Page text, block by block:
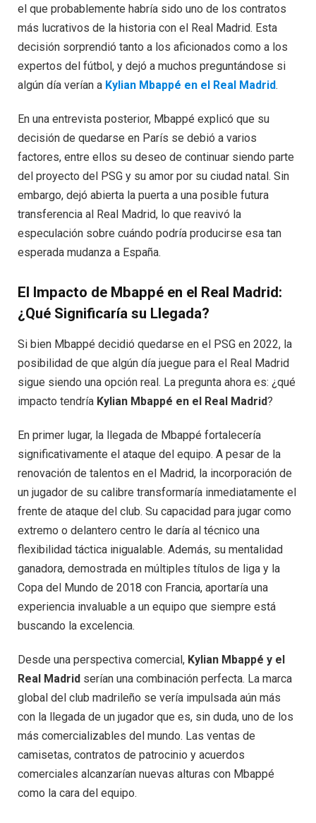
el que probablemente habría sido uno de los contratos
más lucrativos de la historia con el Real Madrid. Esta
decisión sorprendió tanto a los aficionados como a los
expertos del fútbol, y dejó a muchos preguntándose si
algún día verían a Kylian Mbappé en el Real Madrid.
En una entrevista posterior, Mbappé explicó que su
decisión de quedarse en París se debió a varios
factores, entre ellos su deseo de continuar siendo parte
del proyecto del PSG y su amor por su ciudad natal. Sin
embargo, dejó abierta la puerta a una posible futura
transferencia al Real Madrid, lo que reavivó la
especulación sobre cuándo podría producirse esa tan
esperada mudanza a España.
El Impacto de Mbappé en el Real Madrid:
¿Qué Significaría su Llegada?
Si bien Mbappé decidió quedarse en el PSG en 2022, la
posibilidad de que algún día juegue para el Real Madrid
sigue siendo una opción real. La pregunta ahora es: ¿qué
impacto tendría Kylian Mbappé en el Real Madrid?
En primer lugar, la llegada de Mbappé fortalecería
significativamente el ataque del equipo. A pesar de la
renovación de talentos en el Madrid, la incorporación de
un jugador de su calibre transformaría inmediatamente el
frente de ataque del club. Su capacidad para jugar como
extremo o delantero centro le daría al técnico una
flexibilidad táctica inigualable. Además, su mentalidad
ganadora, demostrada en múltiples títulos de liga y la
Copa del Mundo de 2018 con Francia, aportaría una
experiencia invaluable a un equipo que siempre está
buscando la excelencia.
Desde una perspectiva comercial, Kylian Mbappé y el
Real Madrid serían una combinación perfecta. La marca
global del club madrileño se vería impulsada aún más
con la llegada de un jugador que es, sin duda, uno de los
más comercializables del mundo. Las ventas de
camisetas, contratos de patrocinio y acuerdos
comerciales alcanzarían nuevas alturas con Mbappé
como la cara del equipo.